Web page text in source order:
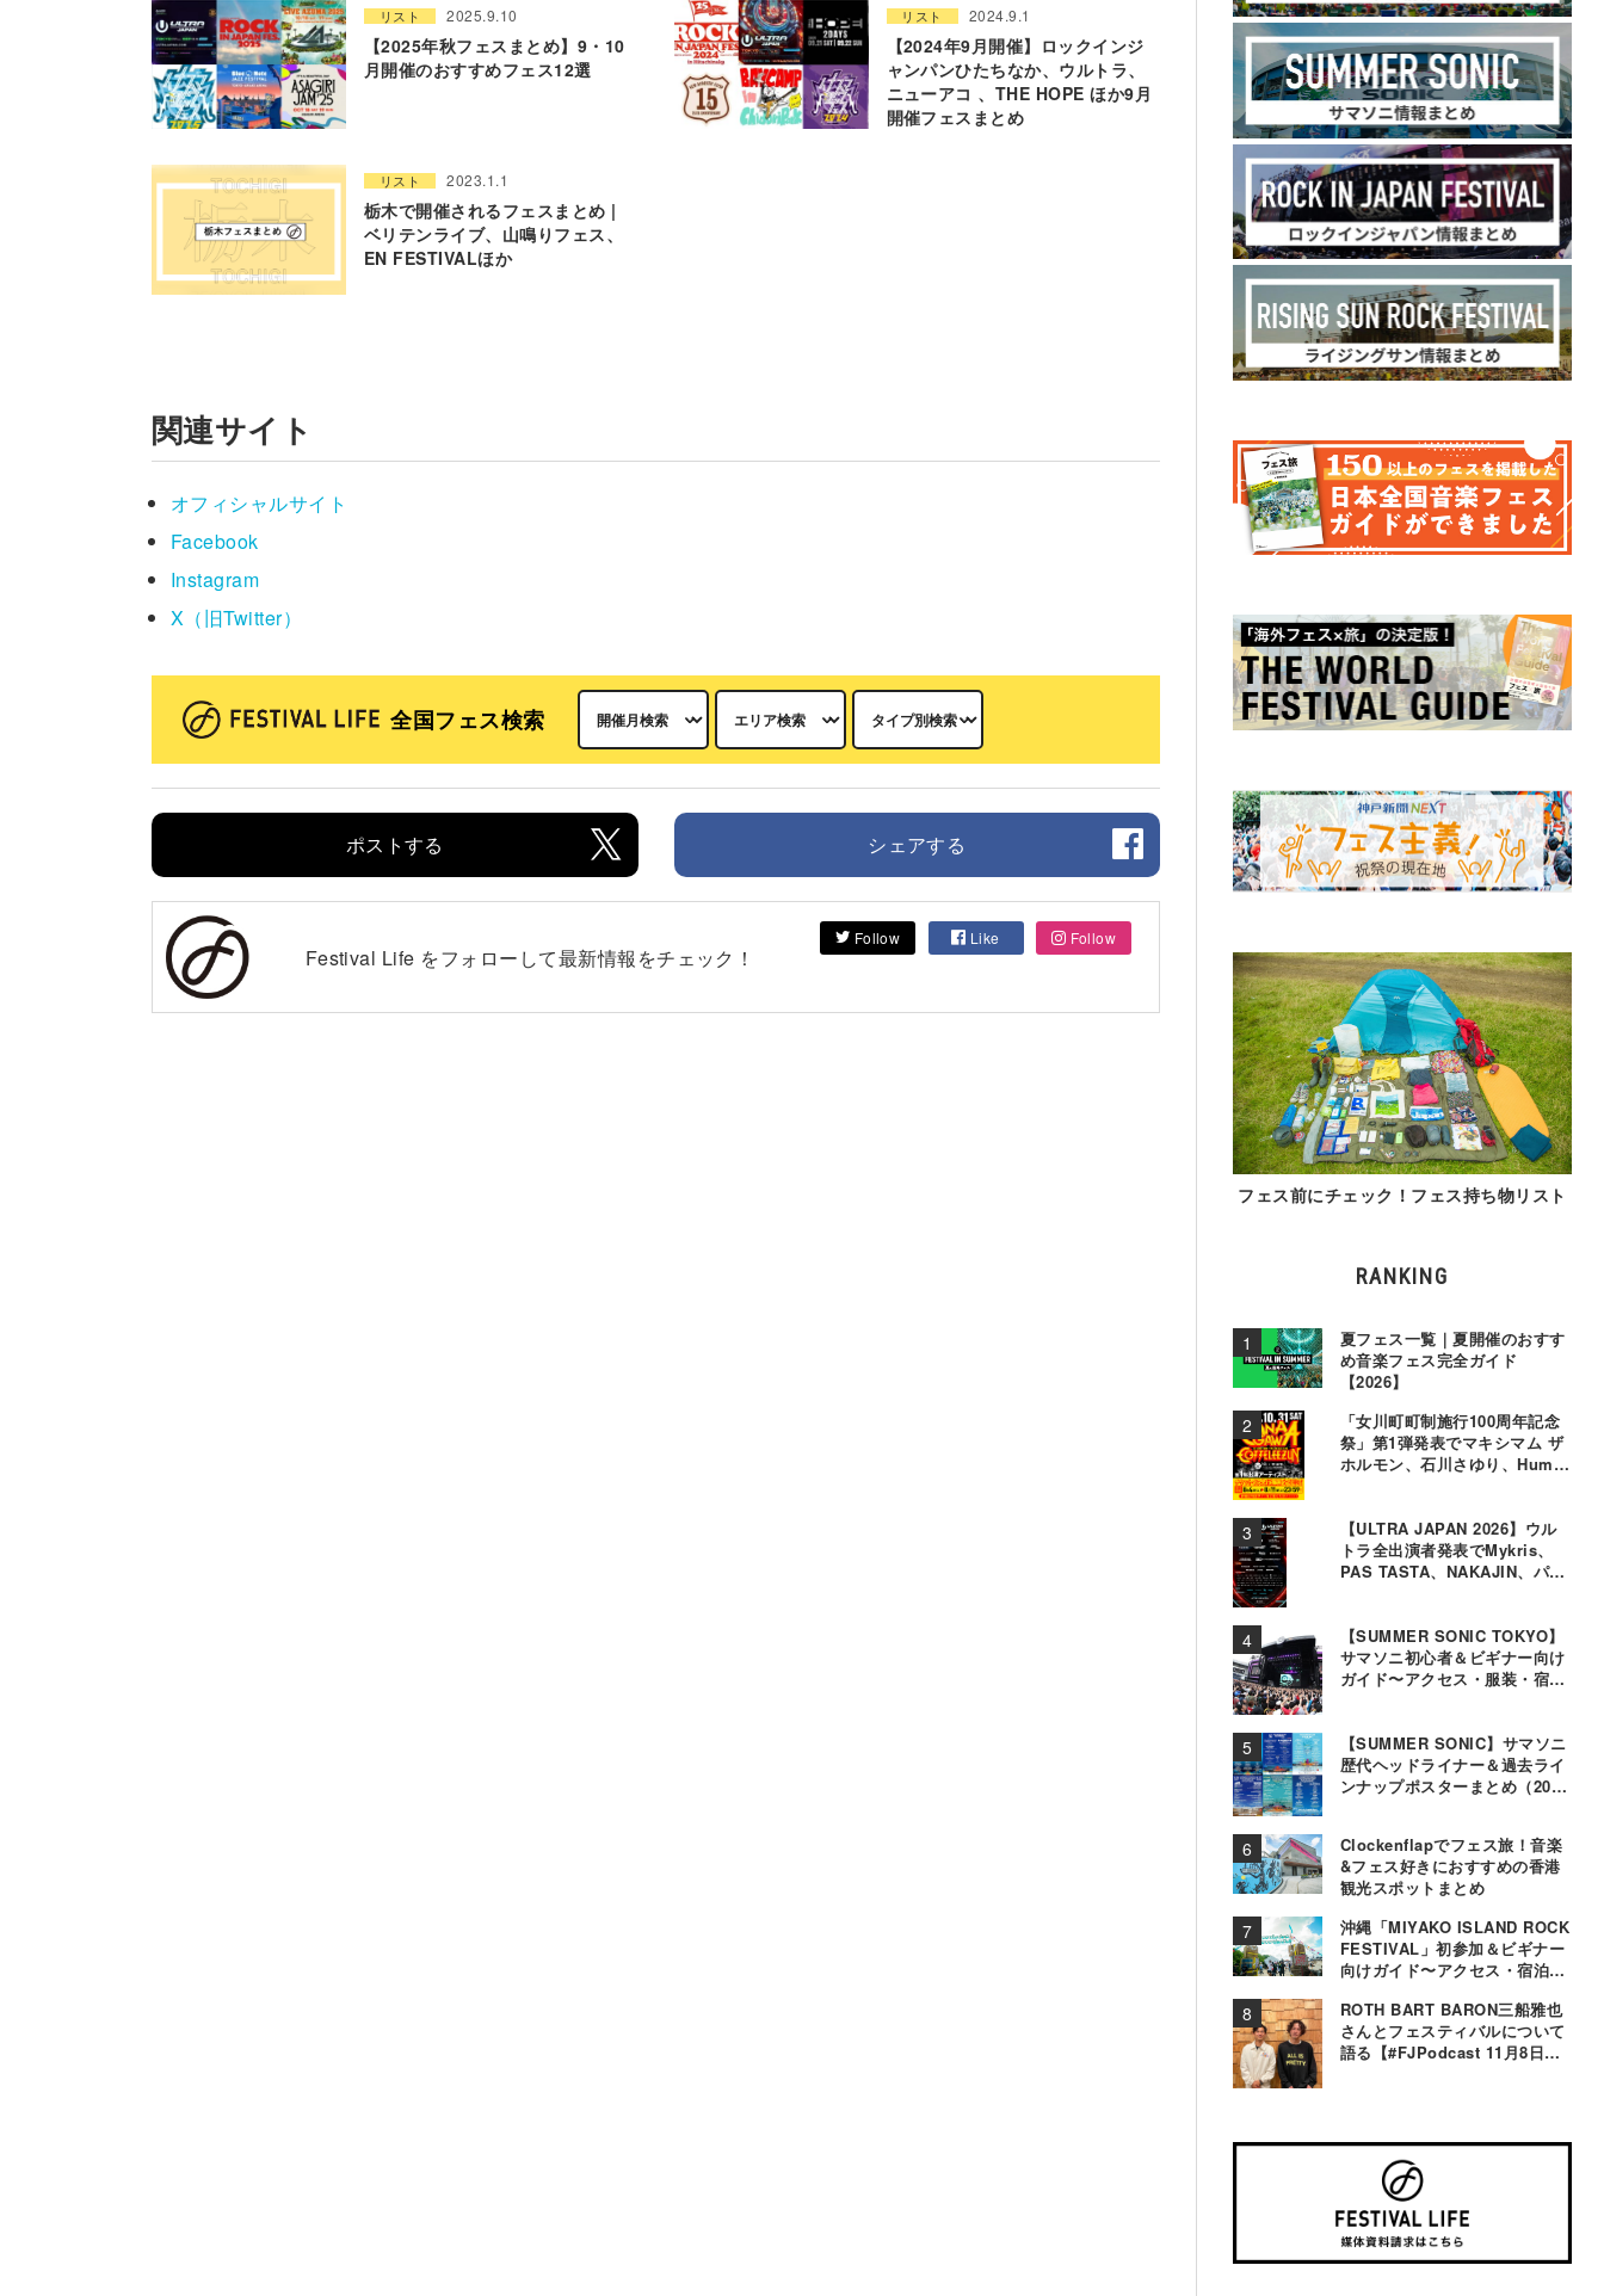
リスト 2025.9.10
【2025年秋フェスまとめ】9・10
月開催のおすすめフェス12選
リスト 2024.9.1
【2024年9月開催】ロックインジ
ャンパンひたちなか、ウルトラ、
ニューアコ 、THE HOPE ほか9月
開催フェスまとめ
リスト 2023.1.1
栃木で開催されるフェスまとめ |
ベリテンライブ、山鳴りフェス、
EN FESTIVALほか
関連サイト
オフィシャルサイト
Facebook
Instagram
X（旧Twitter）
全国フェス検索
ポストする シェアする
Festival Life をフォローして最新情報をチェック！
Follow Like Follow
フェス前にチェック！フェス持ち物リスト
RANKING
夏フェス一覧｜夏開催のおすす
め音楽フェス完全ガイド
【2026】
「女川町町制施行100周年記念
祭」第1弾発表でマキシマム ザ
ホルモン、石川さゆり、Hump
【ULTRA JAPAN 2026】ウル
トラ全出演者発表でMykris、
PAS TASTA、NAKAJIN、パソ
【SUMMER SONIC TOKYO】
サマソニ初心者＆ビギナー向け
ガイド〜アクセス・服装・宿泊
【SUMMER SONIC】サマソニ
歴代ヘッドライナー＆過去ライ
ンナップポスターまとめ（2000
Clockenflapでフェス旅！音楽
&フェス好きにおすすめの香港
観光スポットまとめ
沖縄「MIYAKO ISLAND ROCK
FESTIVAL」初参加＆ビギナー
向けガイド〜アクセス・宿泊・
ROTH BART BARON三船雅也
さんとフェスティバルについて
語る【#FJPodcast 11月8日配